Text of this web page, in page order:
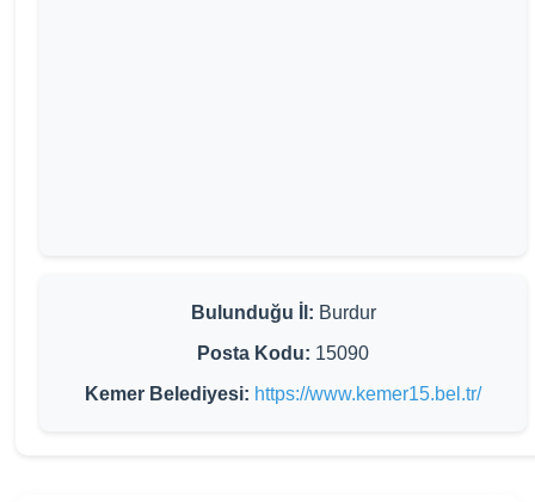
Bulunduğu İl: Burdur
Posta Kodu: 15090
Kemer Belediyesi: https://www.kemer15.bel.tr/